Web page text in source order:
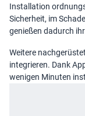
Installation
Sicherheit, im
genießen dadurch
Weitere
integrieren. Dank
wenigen Minuten